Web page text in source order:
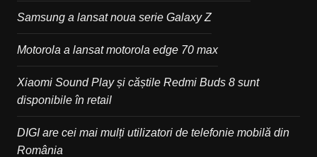
Samsung a lansat noua serie Galaxy Z
Motorola a lansat motorola edge 70 max
Xiaomi Sound Play și căștile Redmi Buds 8 sunt
disponibile în retail
DIGI are cei mai mulți utilizatori de telefonie mobilă din
România